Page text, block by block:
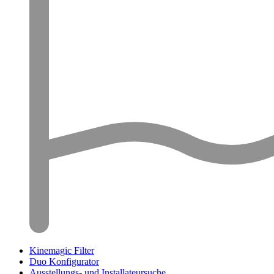
Kinemagic Filter
Duo Konfigurator